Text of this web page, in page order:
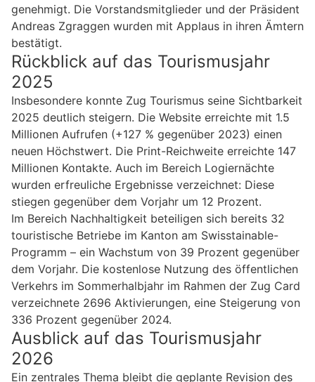
genehmigt. Die Vorstandsmitglieder und der Präsident
Andreas Zgraggen wurden mit Applaus in ihren Ämtern
bestätigt.
Rückblick auf das Tourismusjahr
2025
Insbesondere konnte Zug Tourismus seine Sichtbarkeit
2025 deutlich steigern. Die Website erreichte mit 1.5
Millionen Aufrufen (+127 % gegenüber 2023) einen
neuen Höchstwert. Die Print-Reichweite erreichte 147
Millionen Kontakte. Auch im Bereich Logiernächte
wurden erfreuliche Ergebnisse verzeichnet: Diese
stiegen gegenüber dem Vorjahr um 12 Prozent.
Im Bereich Nachhaltigkeit beteiligen sich bereits 32
touristische Betriebe im Kanton am Swisstainable-
Programm – ein Wachstum von 39 Prozent gegenüber
dem Vorjahr. Die kostenlose Nutzung des öffentlichen
Verkehrs im Sommerhalbjahr im Rahmen der Zug Card
verzeichnete 2696 Aktivierungen, eine Steigerung von
336 Prozent gegenüber 2024.
Ausblick auf das Tourismusjahr
2026
Ein zentrales Thema bleibt die geplante Revision des